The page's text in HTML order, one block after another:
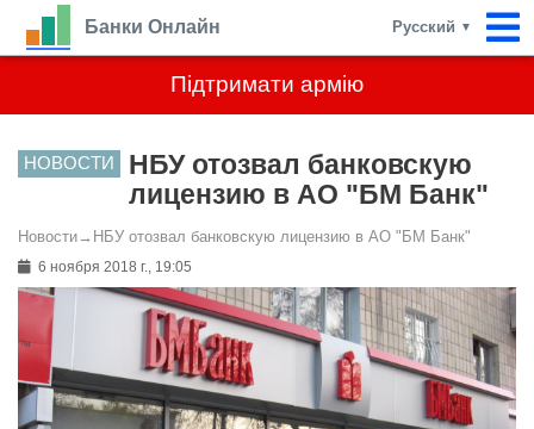
Підтримати армію
Банки Онлайн Русский ▼
НОВОСТИ
НБУ отозвал банковскую
лицензию в АО "БМ Банк"
Новости→ НБУ отозвал банковскую лицензию в АО "БМ Банк"
6 ноября 2018 г., 19:05